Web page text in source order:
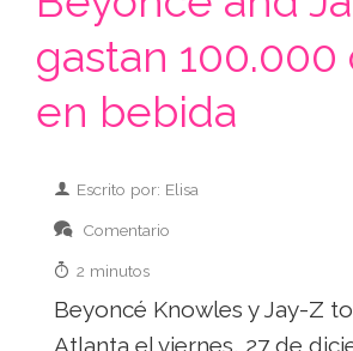
gastan 100.000
en bebida
Escrito por: Elisa
Comentario
2 minutos
Beyoncé Knowles y Jay-Z
Atlanta el viernes, 27 de